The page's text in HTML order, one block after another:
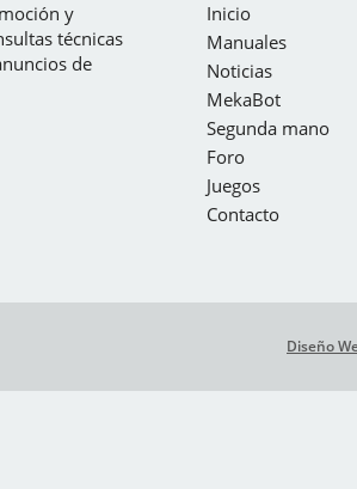
y
técnicas
de
Inicio
Manuales
Noticias
MekaBot
Segunda mano
Foro
Juegos
Contacto
Diseño